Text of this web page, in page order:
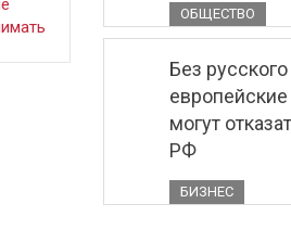
ОБЩЕСТВО
Без
могут
РФ
БИЗНЕС